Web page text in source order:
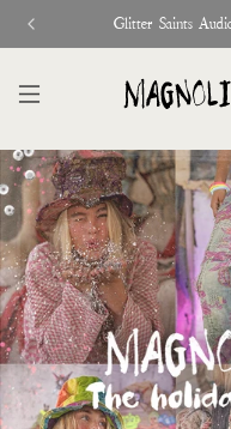
Glitter Saints